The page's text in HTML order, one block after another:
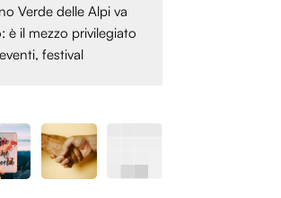
Verde delle Alpi va
è il mezzo privilegiato
festival